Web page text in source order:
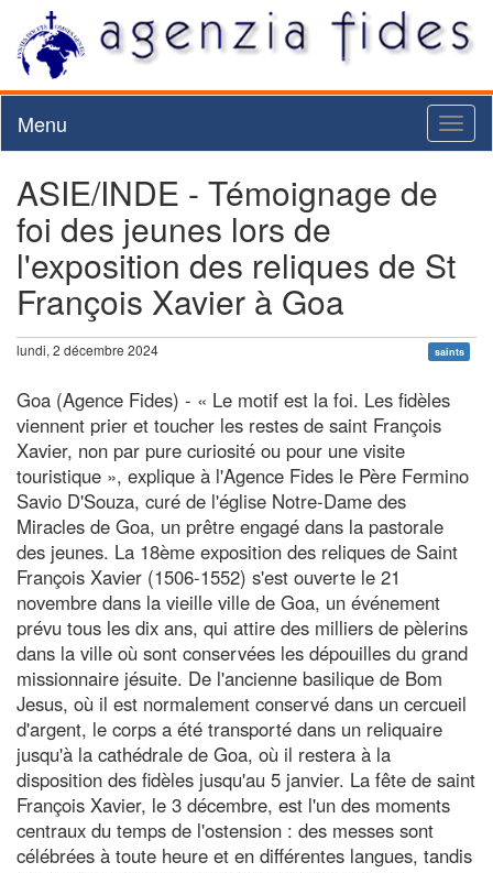
Menu
ASIE/INDE - Témoignage de
foi des jeunes lors de
l'exposition des reliques de St
François Xavier à Goa
lundi, 2 décembre 2024 saints
Goa (Agence Fides) - « Le motif est la foi. Les fidèles
viennent prier et toucher les restes de saint François
Xavier, non par pure curiosité ou pour une visite
touristique », explique à l'Agence Fides le Père Fermino
Savio D'Souza, curé de l'église Notre-Dame des
Miracles de Goa, un prêtre engagé dans la pastorale
des jeunes. La 18ème exposition des reliques de Saint
François Xavier (1506-1552) s'est ouverte le 21
novembre dans la vieille ville de Goa, un événement
prévu tous les dix ans, qui attire des milliers de pèlerins
dans la ville où sont conservées les dépouilles du grand
missionnaire jésuite. De l'ancienne basilique de Bom
Jesus, où il est normalement conservé dans un cercueil
d'argent, le corps a été transporté dans un reliquaire
jusqu'à la cathédrale de Goa, où il restera à la
disposition des fidèles jusqu'au 5 janvier. La fête de saint
François Xavier, le 3 décembre, est l'un des moments
centraux du temps de l'ostension : des messes sont
célébrées à toute heure et en différentes langues, tandis